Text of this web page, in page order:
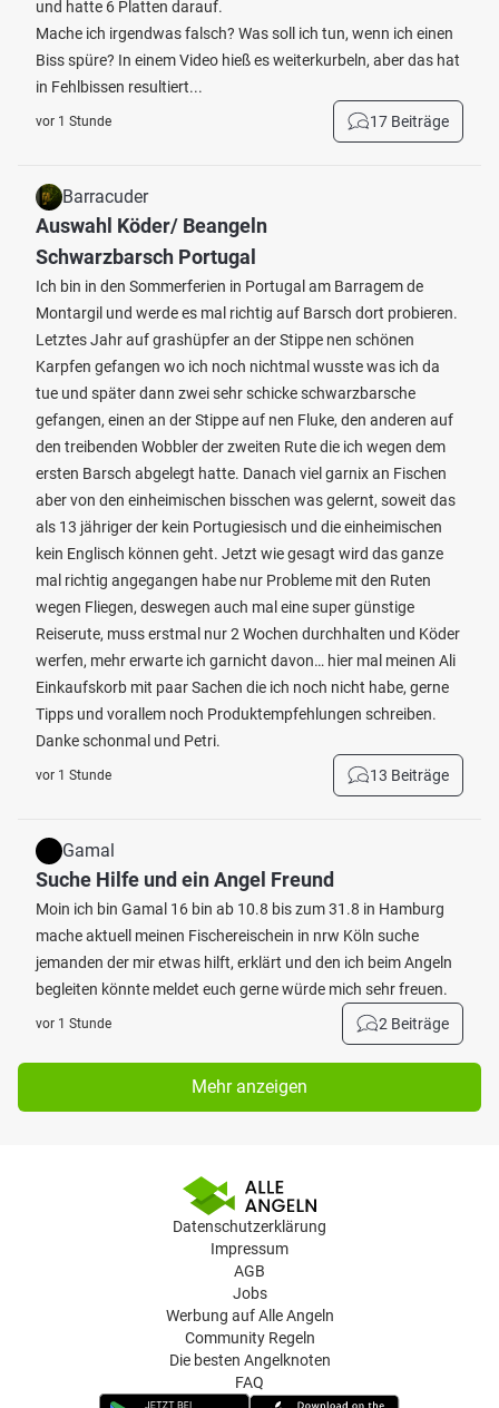
und hatte 6 Platten darauf.
Mache ich irgendwas falsch? Was soll ich tun, wenn ich einen
Biss spüre? In einem Video hieß es weiterkurbeln, aber das hat
in Fehlbissen resultiert...
vor 1 Stunde 17 Beiträge
Barracuder
Auswahl Köder/ Beangeln
Schwarzbarsch Portugal
Ich bin in den Sommerferien in Portugal am Barragem de
Montargil und werde es mal richtig auf Barsch dort probieren.
Letztes Jahr auf grashüpfer an der Stippe nen schönen
Karpfen gefangen wo ich noch nichtmal wusste was ich da
tue und später dann zwei sehr schicke schwarzbarsche
gefangen, einen an der Stippe auf nen Fluke, den anderen auf
den treibenden Wobbler der zweiten Rute die ich wegen dem
ersten Barsch abgelegt hatte. Danach viel garnix an Fischen
aber von den einheimischen bisschen was gelernt, soweit das
als 13 jähriger der kein Portugiesisch und die einheimischen
kein Englisch können geht. Jetzt wie gesagt wird das ganze
mal richtig angegangen habe nur Probleme mit den Ruten
wegen Fliegen, deswegen auch mal eine super günstige
Reiserute, muss erstmal nur 2 Wochen durchhalten und Köder
werfen, mehr erwarte ich garnicht davon… hier mal meinen Ali
Einkaufskorb mit paar Sachen die ich noch nicht habe, gerne
Tipps und vorallem noch Produktempfehlungen schreiben.
Danke schonmal und Petri.
vor 1 Stunde 13 Beiträge
Gamal
Suche Hilfe und ein Angel Freund
Moin ich bin Gamal 16 bin ab 10.8 bis zum 31.8 in Hamburg
mache aktuell meinen Fischereischein in nrw Köln suche
jemanden der mir etwas hilft, erklärt und den ich beim Angeln
begleiten könnte meldet euch gerne würde mich sehr freuen.
vor 1 Stunde 2 Beiträge
Mehr anzeigen
Datenschutzerklärung
Impressum
AGB
Jobs
Werbung auf Alle Angeln
Community Regeln
Die besten Angelknoten
FAQ